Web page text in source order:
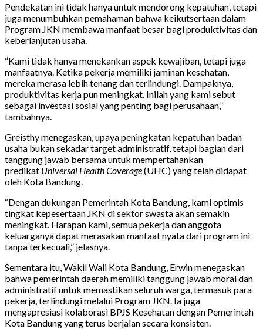
Pendekatan ini tidak hanya untuk mendorong kepatuhan, tetapi
juga menumbuhkan pemahaman bahwa keikutsertaan dalam
Program JKN membawa manfaat besar bagi produktivitas dan
keberlanjutan usaha.
“Kami tidak hanya menekankan aspek kewajiban, tetapi juga
manfaatnya. Ketika pekerja memiliki jaminan kesehatan,
mereka merasa lebih tenang dan terlindungi. Dampaknya,
produktivitas kerja pun meningkat. Inilah yang kami sebut
sebagai investasi sosial yang penting bagi perusahaan,”
tambahnya.
Greisthy menegaskan, upaya peningkatan kepatuhan badan
usaha bukan sekadar target administratif, tetapi bagian dari
tanggung jawab bersama untuk mempertahankan
predikat Universal Health Coverage(UHC) yang telah didapat
oleh Kota Bandung.
“Dengan dukungan Pemerintah Kota Bandung, kami optimis
tingkat kepesertaan JKN di sektor swasta akan semakin
meningkat. Harapan kami, semua pekerja dan anggota
keluarganya dapat merasakan manfaat nyata dari program ini
tanpa terkecuali,” jelasnya.
Sementara itu, Wakil Wali Kota Bandung, Erwin menegaskan
bahwa pemerintah daerah memiliki tanggung jawab moral dan
administratif untuk memastikan seluruh warga, termasuk para
pekerja, terlindungi melalui Program JKN. Ia juga
mengapresiasi kolaborasi BPJS Kesehatan dengan Pemerintah
Kota Bandung yang terus berjalan secara konsisten.